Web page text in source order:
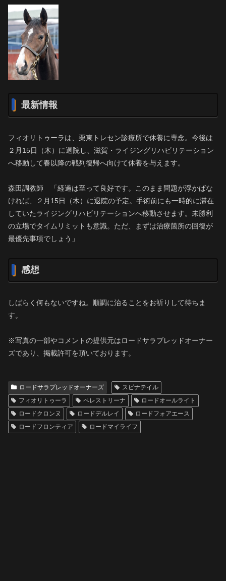
最新情報
フィオリトゥーラは、栗東トレセン診療所で休養に専念。今後は
２月15日（木）に退院し、滋賀・ライジングリハビリテーション
へ移動して春以降の戦列復帰へ向けて休養を与えます。
森田調教師 「経過は至って良好です。このまま問題が浮かばな
ければ、２月15日（木）に退院の予定。手術前にも一時的に滞在
していたライジングリハビリテーションへ移動させます。未勝利
の立場でタイムリミットも意識。ただ、まずは治療箇所の回復が
最優先事項でしょう」
感想
しばらく何もないですね。順調に治ることをお祈りして待ちま
す。
※写真の一部やコメントの提供元はロードサラブレッドオーナー
ズであり、掲載許可を頂いております。
ロードサラブレッドオーナーズ
スピナテイル
フィオリトゥーラ
ペレストリーナ
ロードオールライト
ロードクロンヌ
ロードデルレイ
ロードフォアエース
ロードフロンティア
ロードマイライフ